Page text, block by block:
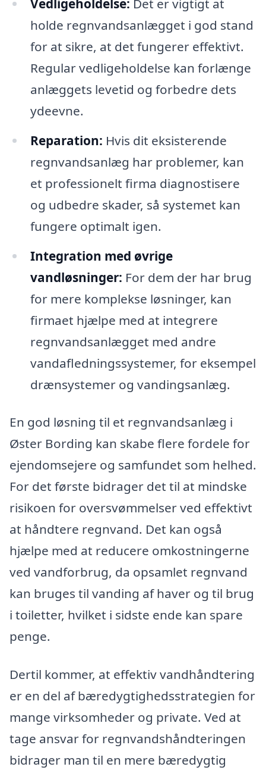
Vedligeholdelse: Det er vigtigt at
holde regnvandsanlægget i god stand
for at sikre, at det fungerer effektivt.
Regular vedligeholdelse kan forlænge
anlæggets levetid og forbedre dets
ydeevne.
Reparation: Hvis dit eksisterende
regnvandsanlæg har problemer, kan
et professionelt firma diagnostisere
og udbedre skader, så systemet kan
fungere optimalt igen.
Integration med øvrige
vandløsninger: For dem der har brug
for mere komplekse løsninger, kan
firmaet hjælpe med at integrere
regnvandsanlægget med andre
vandafledningssystemer, for eksempel
drænsystemer og vandingsanlæg.
En god løsning til et regnvandsanlæg i
Øster Bording kan skabe flere fordele for
ejendomsejere og samfundet som helhed.
For det første bidrager det til at mindske
risikoen for oversvømmelser ved effektivt
at håndtere regnvand. Det kan også
hjælpe med at reducere omkostningerne
ved vandforbrug, da opsamlet regnvand
kan bruges til vanding af haver og til brug
i toiletter, hvilket i sidste ende kan spare
penge.
Dertil kommer, at effektiv vandhåndtering
er en del af bæredygtighedsstrategien for
mange virksomheder og private. Ved at
tage ansvar for regnvandshåndteringen
bidrager man til en mere bæredygtig